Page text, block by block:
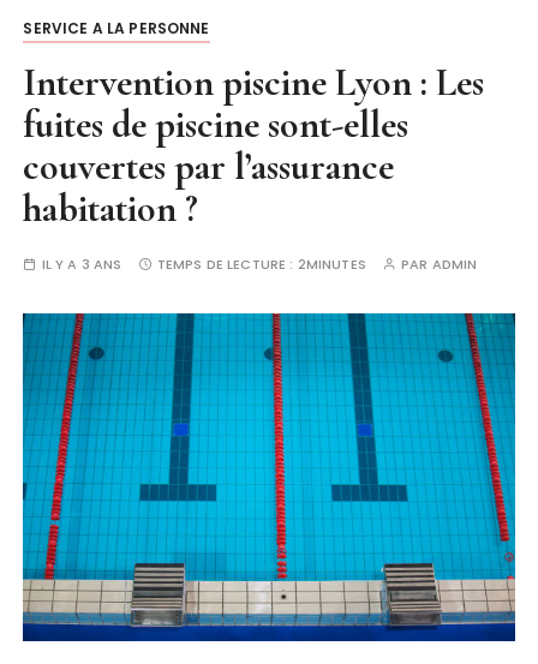
SERVICE A LA PERSONNE
Intervention piscine Lyon : Les
fuites de piscine sont-elles
couvertes par l’assurance
habitation ?
IL Y A 3 ANS TEMPS DE LECTURE : 2MINUTES PAR ADMIN